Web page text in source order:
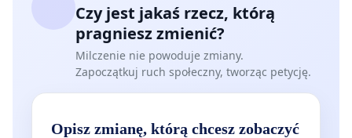
Czy jest jakaś rzecz, którą
pragniesz zmienić?
Milczenie nie powoduje zmiany.
Zapoczątkuj ruch społeczny, tworząc petycję.
Opisz zmianę, którą chcesz zobaczyć